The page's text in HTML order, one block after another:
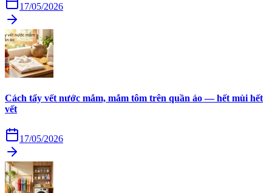
17/05/2026
Cách tẩy vết nước mắm, mắm tôm trên quần áo — hết mùi hết
vết
17/05/2026